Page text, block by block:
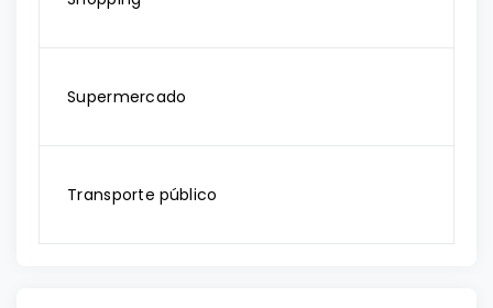
Supermercado
Transporte público